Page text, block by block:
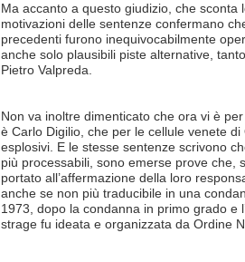
Ma accanto a questo giudizio, che
motivazioni delle sentenze confermano
precedenti furono inequivocabilmente
anche solo plausibili piste alternative,
Pietro Valpreda.
Non va inoltre dimenticato che ora vi è
è Carlo Digilio, che per le cellule venete
esplosivi. E le stesse sentenze scrivono
più processabili, sono emerse prove che,
portato all’affermazione della loro
anche se non più traducibile in una
1973, dopo la condanna in primo grado e
strage fu ideata e organizzata da Ordine